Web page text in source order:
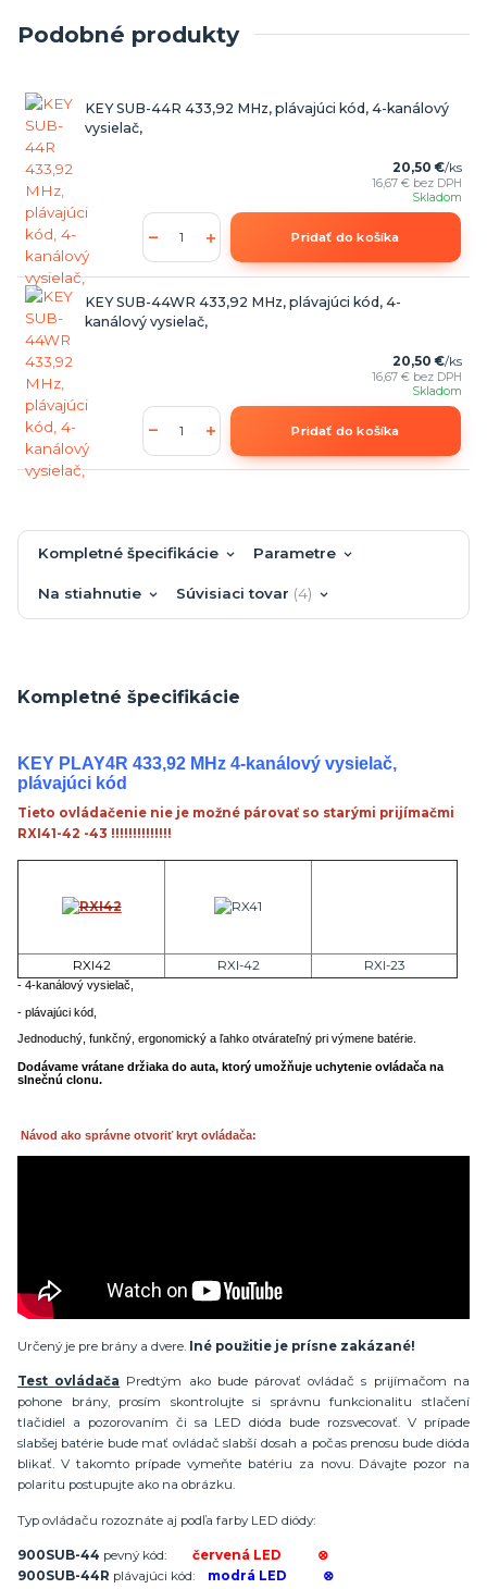
Podobné produkty
KEY SUB-44R 433,92 MHz, plávajúci kód, 4-kanálový
vysielač,
20,50 €/ks
16,67 € bez DPH
Skladom
Pridať do košíka
KEY SUB-44WR 433,92 MHz, plávajúci kód, 4-
kanálový vysielač,
20,50 €/ks
16,67 € bez DPH
Skladom
Pridať do košíka
Kompletné špecifikácie Parametre
Na stiahnutie Súvisiaci tovar 4
Kompletné špecifikácie
KEY PLAY4R 433,92 MHz 4-kanálový vysielač,
plávajúci kód
Tieto ovládačenie nie je možné párovať so starými prijímačmi
RXI41-42 -43 !!!!!!!!!!!!!!
RXI42 RXI-42 RXI-23
- 4-kanálový vysielač,
- plávajúci kód,
Jednoduchý, funkčný, ergonomický a ľahko otvárateľný pri výmene batérie.
Dodávame vrátane držiaka do auta, ktorý umožňuje uchytenie ovládača na
slnečnú clonu.
Návod ako správne otvoriť kryt ovládača:
Určený je pre brány a dvere. Iné použitie je prísne zakázané!
Test ovládača Predtým ako bude párovať ovládač s prijímačom na
pohone brány, prosím skontrolujte si správnu funkcionalitu stlačení
tlačidiel a pozorovaním či sa LED dióda bude rozsvecovať. V prípade
slabšej batérie bude mať ovládač slabší dosah a počas prenosu bude dióda
blikať. V takomto prípade vymeňte batériu za novu. Dávajte pozor na
polaritu postupujte ako na obrázku.
Typ ovládaču rozoznáte aj podľa farby LED diódy:
900SUB-44 pevný kód: červená LED ⊗
900SUB-44R plávajúci kód: modrá LED ⊗